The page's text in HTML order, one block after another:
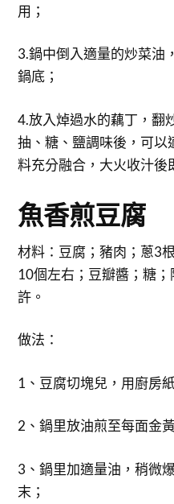
用；
3.鍋中倒入適量的炒菜油
鍋底；
4.放入焯過水的藕丁，翻
抽、糖、鹽調味後，可
料充分融合，大火收汁後
魚香煎豆腐
材料：豆腐；豬肉；蔥3
10個左右；豆瓣醬；糖
許。
做法：
1、豆腐切塊兒，用廚房
2、鍋里放油煎至每面金
3、鍋里加適量油，稍微
末；